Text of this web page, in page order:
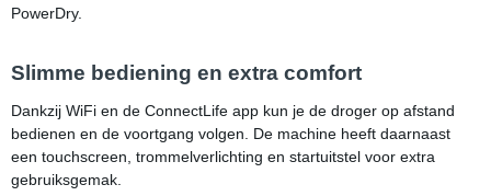
PowerDry.
Slimme bediening en extra comfort
Dankzij WiFi en de ConnectLife app kun je de droger op afstand
bedienen en de voortgang volgen. De machine heeft daarnaast
een touchscreen, trommelverlichting en startuitstel voor extra
gebruiksgemak.